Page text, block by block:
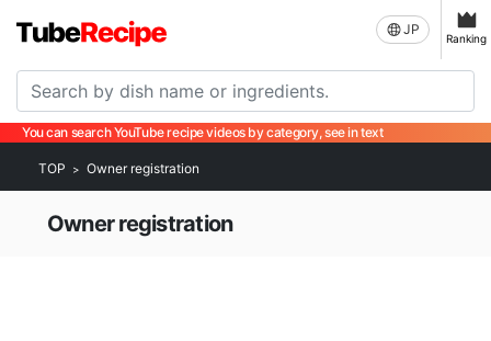
JP
Ranking
You can search YouTube recipe videos by category, see in text
TOP Owner registration
Owner registration